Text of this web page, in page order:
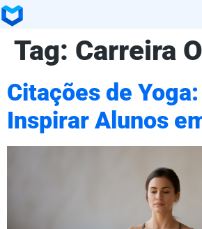
Tag: Carreira
Citações de
Inspirar Alunos